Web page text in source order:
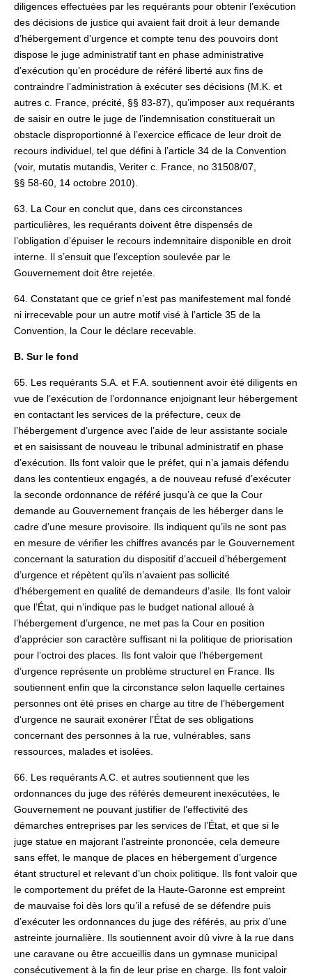
diligences effectuées par les requérants pour obtenir l’exécution
des décisions de justice qui avaient fait droit à leur demande
d’hébergement d’urgence et compte tenu des pouvoirs dont
dispose le juge administratif tant en phase administrative
d’exécution qu’en procédure de référé liberté aux fins de
contraindre l’administration à exécuter ses décisions (M.K. et
autres c. France, précité, §§ 83-87), qu’imposer aux requérants
de saisir en outre le juge de l’indemnisation constituerait un
obstacle disproportionné à l’exercice efficace de leur droit de
recours individuel, tel que défini à l’article 34 de la Convention
(voir, mutatis mutandis, Veriter c. France, no 31508/07,
§§ 58‑60, 14 octobre 2010).
63. La Cour en conclut que, dans ces circonstances
particulières, les requérants doivent être dispensés de
l’obligation d’épuiser le recours indemnitaire disponible en droit
interne. Il s’ensuit que l’exception soulevée par le
Gouvernement doit être rejetée.
64. Constatant que ce grief n’est pas manifestement mal fondé
ni irrecevable pour un autre motif visé à l’article 35 de la
Convention, la Cour le déclare recevable.
B. Sur le fond
65. Les requérants S.A. et F.A. soutiennent avoir été diligents en
vue de l’exécution de l’ordonnance enjoignant leur hébergement
en contactant les services de la préfecture, ceux de
l’hébergement d’urgence avec l’aide de leur assistante sociale
et en saisissant de nouveau le tribunal administratif en phase
d’exécution. Ils font valoir que le préfet, qui n’a jamais défendu
dans les contentieux engagés, a de nouveau refusé d’exécuter
la seconde ordonnance de référé jusqu’à ce que la Cour
demande au Gouvernement français de les héberger dans le
cadre d’une mesure provisoire. Ils indiquent qu’ils ne sont pas
en mesure de vérifier les chiffres avancés par le Gouvernement
concernant la saturation du dispositif d’accueil d’hébergement
d’urgence et répètent qu’ils n’avaient pas sollicité
d’hébergement en qualité de demandeurs d’asile. Ils font valoir
que l’État, qui n’indique pas le budget national alloué à
l’hébergement d’urgence, ne met pas la Cour en position
d’apprécier son caractère suffisant ni la politique de priorisation
pour l’octroi des places. Ils font valoir que l’hébergement
d’urgence représente un problème structurel en France. Ils
soutiennent enfin que la circonstance selon laquelle certaines
personnes ont été prises en charge au titre de l’hébergement
d’urgence ne saurait exonérer l’État de ses obligations
concernant des personnes à la rue, vulnérables, sans
ressources, malades et isolées.
66. Les requérants A.C. et autres soutiennent que les
ordonnances du juge des référés demeurent inexécutées, le
Gouvernement ne pouvant justifier de l’effectivité des
démarches entreprises par les services de l’État, et que si le
juge statue en majorant l’astreinte prononcée, cela demeure
sans effet, le manque de places en hébergement d’urgence
étant structurel et relevant d’un choix politique. Ils font valoir que
le comportement du préfet de la Haute-Garonne est empreint
de mauvaise foi dès lors qu’il a refusé de se défendre puis
d’exécuter les ordonnances du juge des référés, au prix d’une
astreinte journalière. Ils soutiennent avoir dû vivre à la rue dans
une caravane ou être accueillis dans un gymnase municipal
consécutivement à la fin de leur prise en charge. Ils font valoir